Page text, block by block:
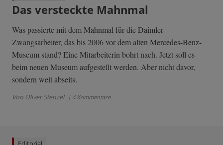
Das versteckte Mahnmal
Was passierte mit dem Mahnmal für die Daimler-
Zwangsarbeiter, das bis 2006 vor dem alten Mercedes-Benz-
Museum stand? Eine Mitarbeiterin bohrt nach. Jetzt soll es
beim neuen Museum aufgestellt werden. Aber nicht davor,
sondern weit abseits.
Von Oliver Stenzel | 4 Kommentare